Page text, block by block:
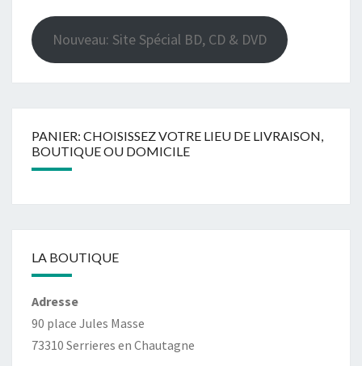
Nouveau: Site Spécial BD, CD & DVD
PANIER: CHOISISSEZ VOTRE LIEU DE LIVRAISON,
BOUTIQUE OU DOMICILE
LA BOUTIQUE
Adresse
90 place Jules Masse
73310 Serrieres en Chautagne